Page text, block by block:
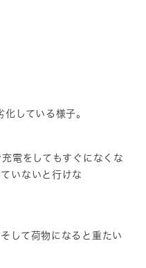
している様子。
電をしてもすぐになくな
いないと行けな
して荷物になると重たい